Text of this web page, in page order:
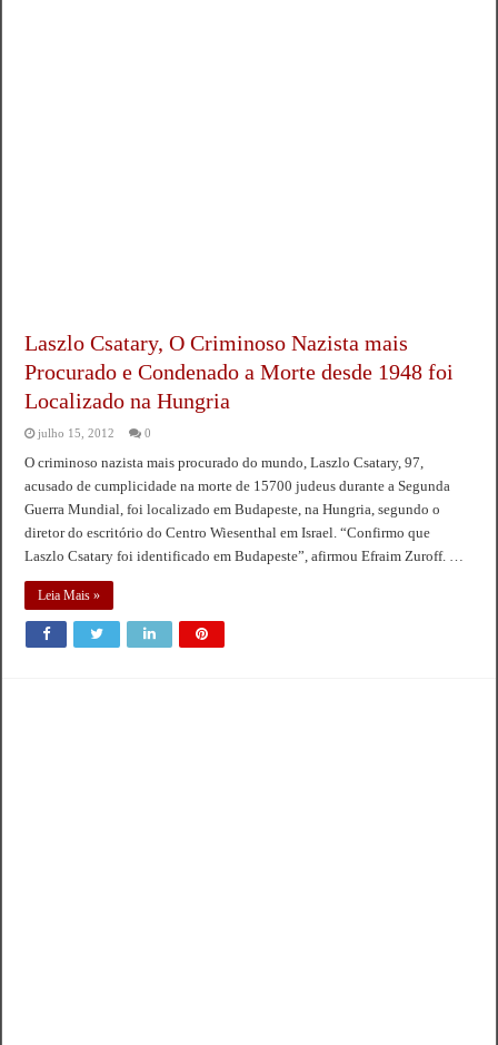
Laszlo Csatary, O Criminoso Nazista mais
Procurado e Condenado a Morte desde 1948 foi
Localizado na Hungria
julho 15, 2012 0
O criminoso nazista mais procurado do mundo, Laszlo Csatary, 97,
acusado de cumplicidade na morte de 15700 judeus durante a Segunda
Guerra Mundial, foi localizado em Budapeste, na Hungria, segundo o
diretor do escritório do Centro Wiesenthal em Israel. “Confirmo que
Laszlo Csatary foi identificado em Budapeste”, afirmou Efraim Zuroff. …
Leia Mais »